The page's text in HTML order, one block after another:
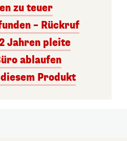
zu teuer
– Rückruf
Jahren pleite
ablaufen
Produkt